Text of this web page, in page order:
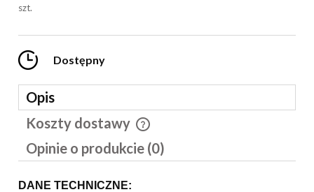
szt.
Dostępny
Opis
Koszty dostawy
Cena nie zawiera ewentualnych kosztów płatności
Opinie o produkcie (0)
DANE TECHNICZNE: